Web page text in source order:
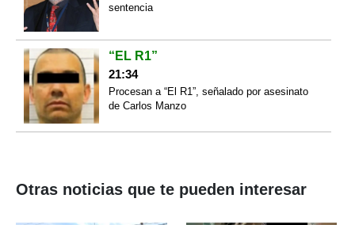
sentencia
“EL R1”
21:34
Procesan a “El R1”, señalado por asesinato
de Carlos Manzo
Otras noticias que te pueden interesar